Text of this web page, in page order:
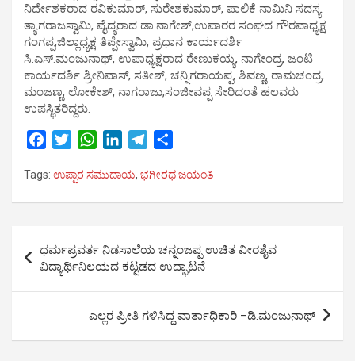
ನಿರ್ದೇಶಕರಾದ ರವಿಕುಮಾರ್, ಸುರೇಶಕುಮಾರ್, ಪಾಲಿಕೆ ನಾಮಿನಿ ಸದಸ್ಯ
ತ್ಯಾಗರಾಜಸ್ವಾಮಿ, ವೈದ್ಯರಾದ ಡಾ.ನಾಗೇಶ್,ಉಪಾರರ ಸಂಘದ ಗೌರವಾಧ್ಯಕ್ಷ
ಗಂಗಪ್ಪ,ಜಿಲ್ಲಾಧ್ಯಕ್ಷ ತಿಪ್ಪೇಸ್ವಾಮಿ, ಪ್ರಧಾನ ಕಾರ್ಯದರ್ಶಿ
ಸಿ.ಎಸ್.ಮಂಜುನಾಥ್, ಉಪಾಧ್ಯಕ್ಷರಾದ ರೇಣುಕಯ್ಯ, ನಾಗೇಂದ್ರ, ಜಂಟಿ
ಕಾರ್ಯದರ್ಶಿ ಶ್ರೀನಿವಾಸ್, ಸತೀಶ್, ಚನ್ನಿಗರಾಯಪ್ಪ, ಶಿವಣ್ಣ, ರಾಮಚಂದ್ರ,
ಮಂಜಣ್ಣ, ಲೋಕೇಶ್, ನಾಗರಾಜು,ಸಂಜೀವಪ್ಪ ಸೇರಿದಂತೆ ಹಲವರು
ಉಪಸ್ಥಿತರಿದ್ದರು.
c
o
k
i
r
W
a
p
p
n
I
n
l
a
m
a
Tags: ಉಪ್ಪಾರ ಸಮುದಾಯ, ಭಗೀರಥ ಜಯಂತಿ
navigation
ಧರ್ಮಪ್ರವರ್ತ ನಿಡಸಾಲೆಯ ಚನ್ನಂಜಪ್ಪ ಉಚಿತ ವೀರಶೈವ
ವಿದ್ಯಾರ್ಥಿನಿಲಯದ ಕಟ್ಟಡದ ಉದ್ಘಾಟನೆ
ಎಲ್ಲರ ಪ್ರೀತಿ ಗಳಿಸಿದ್ದ ವಾರ್ತಾಧಿಕಾರಿ –ಡಿ.ಮಂಜುನಾಥ್